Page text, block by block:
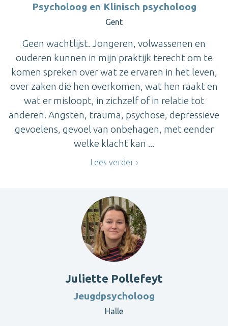
Psycholoog en Klinisch psycholoog
Gent
Geen wachtlijst. Jongeren, volwassenen en
ouderen kunnen in mijn praktijk terecht om te
komen spreken over wat ze ervaren in het leven,
over zaken die hen overkomen, wat hen raakt en
wat er misloopt, in zichzelf of in relatie tot
anderen. Angsten, trauma, psychose, depressieve
gevoelens, gevoel van onbehagen, met eender
welke klacht kan ...
Lees verder
Juliette Pollefeyt
Jeugdpsycholoog
Halle